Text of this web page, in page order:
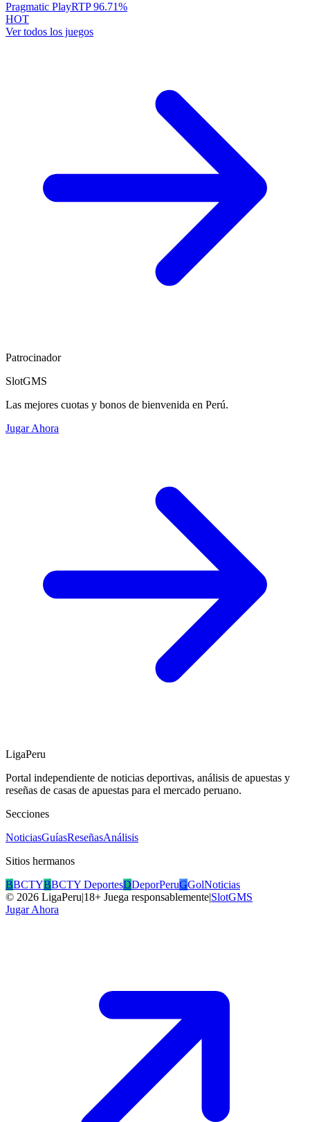
Pragmatic PlayRTP96.71%
HOT
Ver todos los juegos
Patrocinador
SlotGMS
Las mejores cuotas y bonos de bienvenida en Perú.
Jugar Ahora
LigaPeru
Portal independiente de noticias deportivas, análisis de apuestas y
reseñas de casas de apuestas para el mercado peruano.
Secciones
NoticiasGuíasReseñasAnálisis
Sitios hermanos
BBCTYBBCTY DeportesDDeporPeruGGolNoticias
© 2026 LigaPeru|18+ Juega responsablemente|SlotGMS
Jugar Ahora